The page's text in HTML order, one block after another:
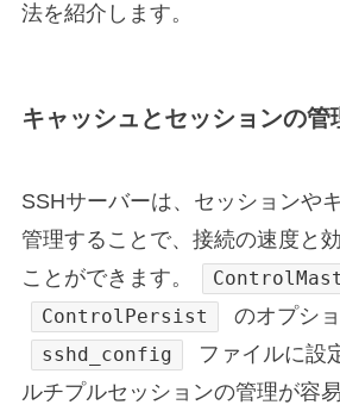
法を紹介します。
キャッシュとセッションの管
SSHサーバーは、セッションや
管理することで、接続の速度と
ことができます。
ControlPersist のオプシ
sshd_config
ファイルに設
ルチプルセッションの管理が容